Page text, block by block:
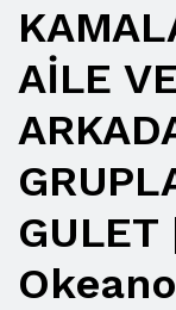
AİLE
GULET